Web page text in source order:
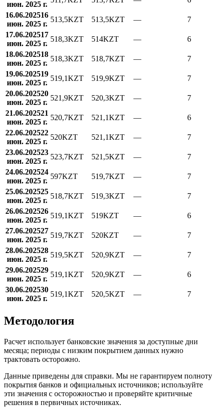
июн. 2025 г.
16.06.202516
июн. 2025 г.
513,5KZT 513,5KZT —
7
17.06.202517
июн. 2025 г.
518,3KZT 514KZT —
6
18.06.202518
июн. 2025 г.
518,3KZT 518,7KZT —
7
19.06.202519
июн. 2025 г.
519,1KZT 519,9KZT —
7
20.06.202520
июн. 2025 г.
521,9KZT 520,3KZT —
7
21.06.202521
июн. 2025 г.
520,7KZT 521,1KZT —
6
22.06.202522
июн. 2025 г.
520KZT 521,1KZT —
7
23.06.202523
июн. 2025 г.
523,7KZT 521,5KZT —
7
24.06.202524
июн. 2025 г.
597KZT 519,7KZT —
7
25.06.202525
июн. 2025 г.
518,7KZT 519,3KZT —
7
26.06.202526
июн. 2025 г.
519,1KZT 519KZT —
6
27.06.202527
июн. 2025 г.
519,7KZT 520KZT —
7
28.06.202528
июн. 2025 г.
519,5KZT 520,9KZT —
7
29.06.202529
июн. 2025 г.
519,1KZT 520,9KZT —
6
30.06.202530
июн. 2025 г.
519,1KZT 520,5KZT — 7
Методология
Расчет использует банковские значения за доступные дни
месяца; периоды с низким покрытием данных нужно
трактовать осторожно.
Данные приведены для справки. Мы не гарантируем полноту
покрытия банков и официальных источников; используйте
эти значения с осторожностью и проверяйте критичные
решения в первичных источниках.